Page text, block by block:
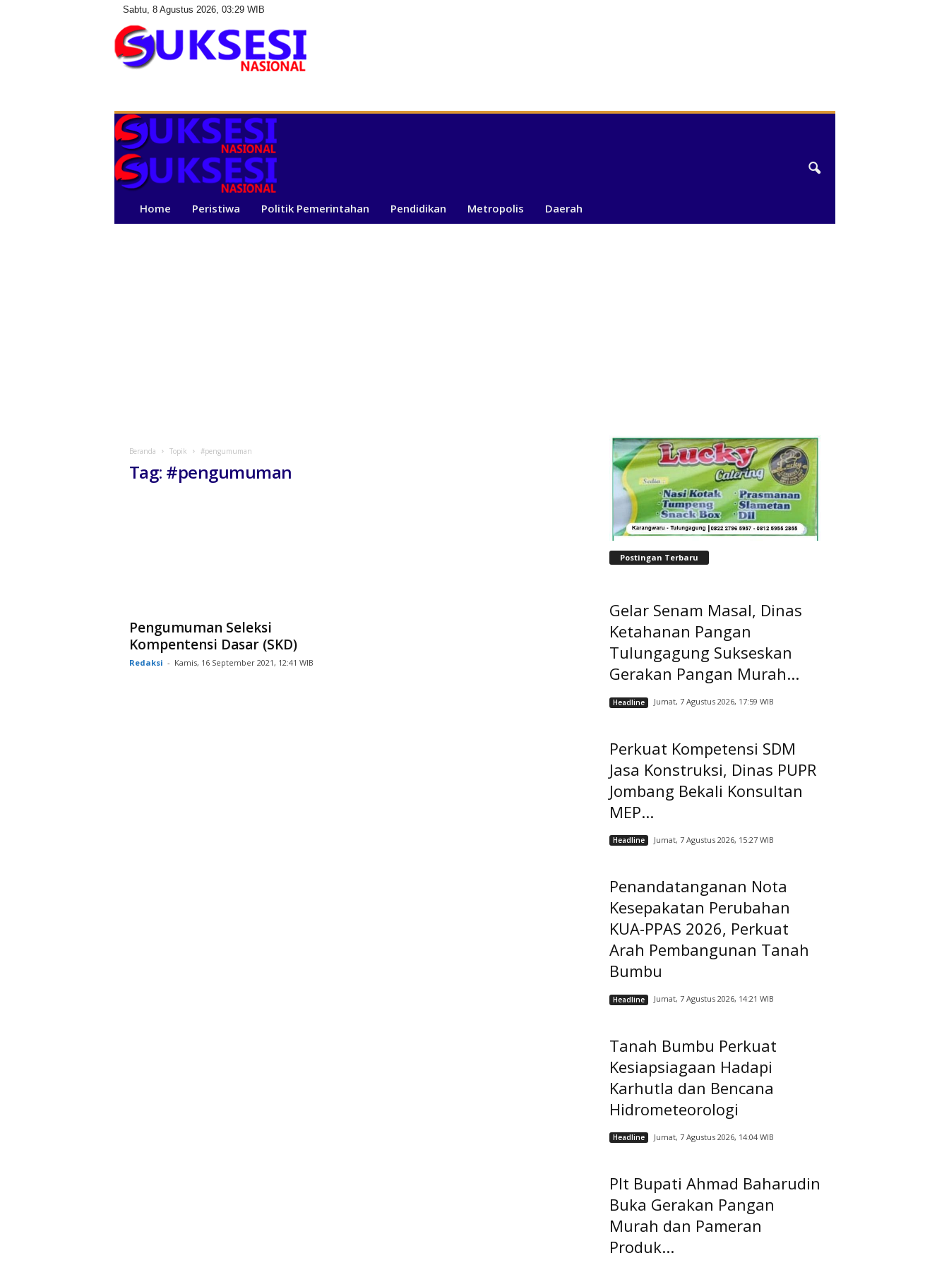
Sabtu, 8 Agustus 2026, 03:29 WIB
s
e
i
N
i
Home Peristiwa Politik Pemerintahan Pendidikan Metropolis Daerah
Beranda Topik #pengumuman
Tag: #pengumuman
Pengumuman Seleksi
Kompentensi Dasar (SKD)
Redaksi - Kamis, 16 September 2021, 12:41 WIB
Postingan Terbaru
Gelar Senam Masal, Dinas
Ketahanan Pangan
Tulungagung Sukseskan
Gerakan Pangan Murah...
Headline Jumat, 7 Agustus 2026, 17:59 WIB
Perkuat Kompetensi SDM
Jasa Konstruksi, Dinas PUPR
Jombang Bekali Konsultan
MEP...
Headline Jumat, 7 Agustus 2026, 15:27 WIB
Penandatanganan Nota
Kesepakatan Perubahan
KUA-PPAS 2026, Perkuat
Arah Pembangunan Tanah
Bumbu
Headline Jumat, 7 Agustus 2026, 14:21 WIB
Tanah Bumbu Perkuat
Kesiapsiagaan Hadapi
Karhutla dan Bencana
Hidrometeorologi
Headline Jumat, 7 Agustus 2026, 14:04 WIB
Plt Bupati Ahmad Baharudin
Buka Gerakan Pangan
Murah dan Pameran
Produk...